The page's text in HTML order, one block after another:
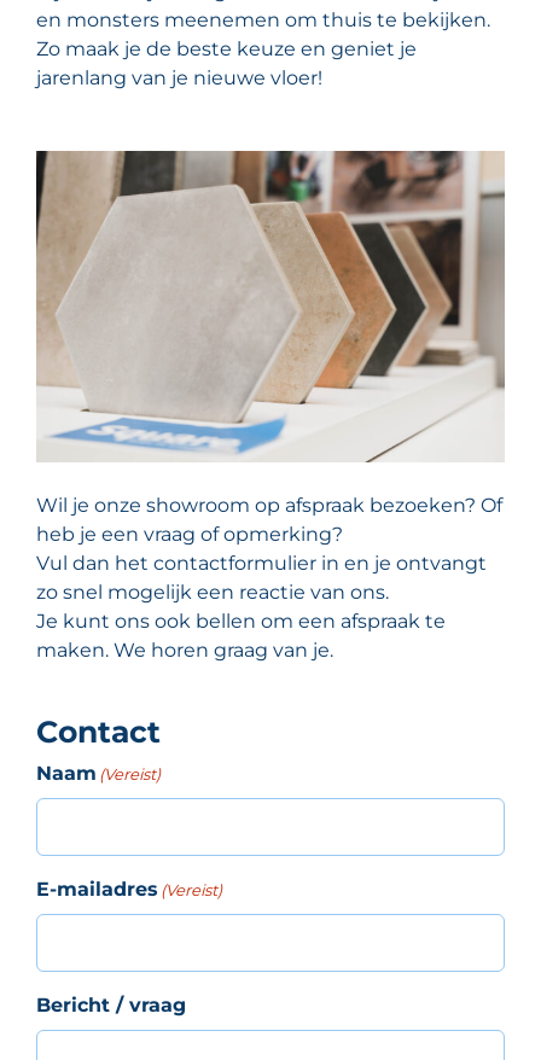
en monsters meenemen om thuis te bekijken.
Zo maak je de beste keuze en geniet je
jarenlang van je nieuwe vloer!
Wil je onze showroom op afspraak bezoeken? Of
heb je een vraag of opmerking?
Vul dan het contactformulier in en je ontvangt
zo snel mogelijk een reactie van ons.
Je kunt ons ook bellen om een afspraak te
maken. We horen graag van je.
Contact
Naam (Vereist)
E-mailadres (Vereist)
Bericht / vraag